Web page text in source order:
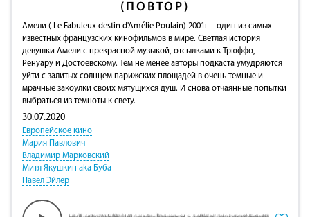
(ПОВТОР)
Амели ( Le Fabuleux destin d'Amélie Poulain) 2001г – один из самых
известных французских кинофильмов в мире. Светлая история
девушки Амели с прекрасной музыкой, отсылками к Трюффо,
Ренуару и Достоевскому. Тем не менее авторы подкаста умудряются
уйти с залитых солнцем парижских площадей в очень темные и
мрачные закоулки своих мятущихся душ. И снова отчаянные попытки
выбраться из темноты к свету.
30.07.2020
Европейское кино
Мария Павлович
Владимир Марковский
Митя Якушкин aka Буба
Павел Эйлер